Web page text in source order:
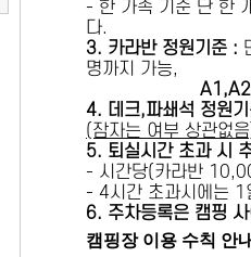
- 한 가족 기준 단 한
다.
3. 카라반 정원기준 :
명까지 가능,
A1,A2 카
4. 데크,파쇄석 정원
(잠자는 여부 상관없
5. 퇴실시간 초과 시
- 시간당(카라반
- 4시간 초과시에는 1
6. 주차등록은 캠핑
캠핑장 이용 수칙 안내